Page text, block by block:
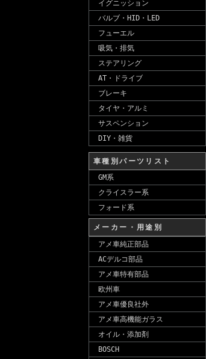
イグニッション
バルブ・HID・LED
フューエル
吸気・排気
ステアリング
AT・ドライブ
ブレーキ
タイヤ・アルミ
サスペンション
DIY・雑貨
車種別パーツリスト
GM系
クライスラー系
フォード系
メーカー・用途別
アメ車純正部品
ACデルコ部品
アメ車特有部品
欧州車
アメ車優良社外
アメ車高機能ガラス
オイル・添加剤
BOSCH